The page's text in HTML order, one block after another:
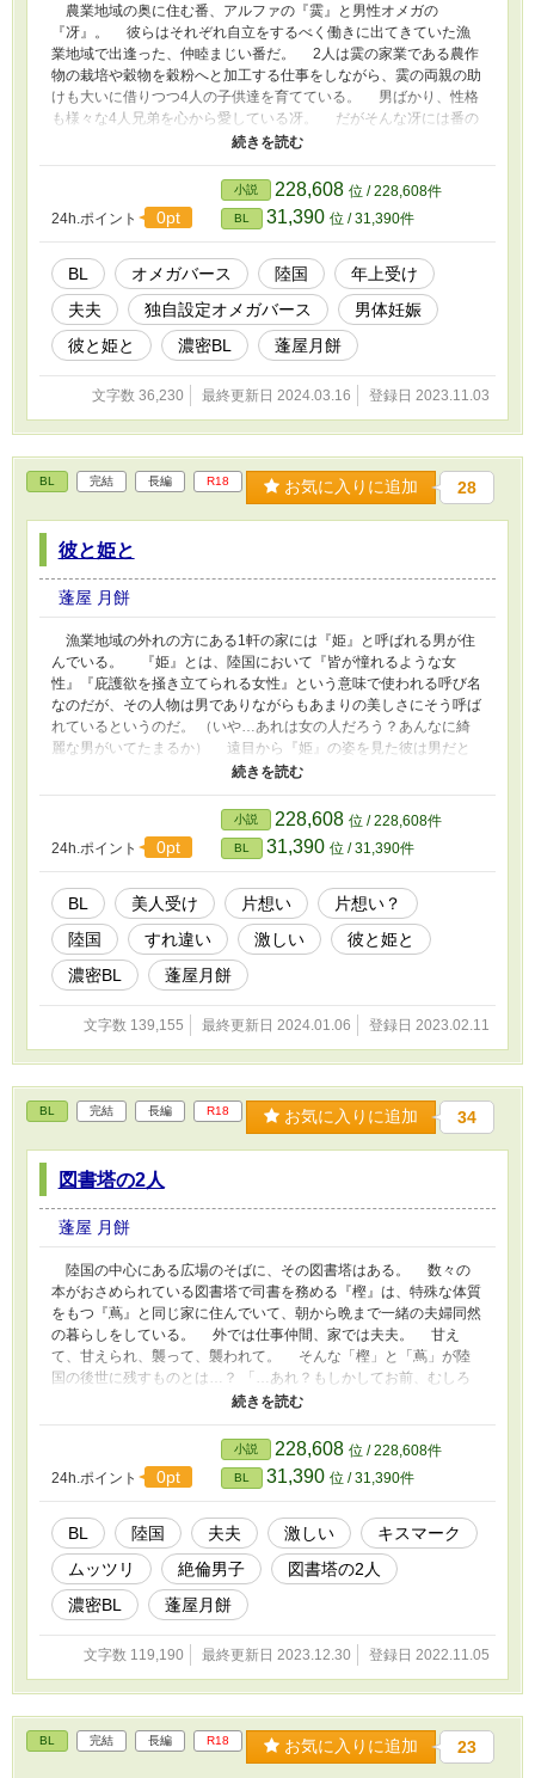
農業地域の奥に住む番、アルファの『霙』と男性オメガの
『冴』。 彼らはそれぞれ自立をするべく働きに出てきていた漁
業地域で出逢った、仲睦まじい番だ。 2人は霙の家業である農作
物の栽培や穀物を穀粉へと加工する仕事をしながら、霙の両親の助
けも大いに借りつつ4人の子供達を育てている。 男ばかり、性格
も様々な4人兄弟を心から愛している冴。 だがそんな冴には番の
霙にも言えずにいる想いがあり… これは仲睦まじい番の、ちょ
り、設定上、本編とは異なる部分（霙と冴の出逢い等）がありま
24h.ポイント
0pt
小説 228,608 位 / 228,608件
BL 31,390 位 / 31,390件
BL オメガバース 陸国
年上受け
夫夫
独自設定オメガバース
男体妊娠
彼と姫と
濃密BL 蓬屋月餅
文字数 36,230 最終更新日 2024.03.16 登録日 2023.11.03
BL 完結 長編 R18 お気に入りに追加 28
彼と姫と
蓬屋 月餅
漁業地域の外れの方にある1軒の家には『姫』と呼ばれる男が住
んでいる。 『姫』とは、陸国において『皆が憧れるような女
性』『庇護欲を掻き立てられる女性』という意味で使われる呼び名
なのだが、その人物は男でありながらもあまりの美しさにそう呼ば
れているというのだ。 （いや…あれは女の人だろう？あんなに綺
麗な男がいてたまるか） 遠目から『姫』の姿を見た彼は男だと
信じずにいたが、ある日衝撃的な出来事に見舞われる。 「なに…
も美しく、妖艶で掴みどころのない『姫』に、やがて彼は抗いよう
もなく惹き込まれていく。
24h.ポイント
0pt
小説 228,608 位 / 228,608件
BL 31,390 位 / 31,390件
BL 美人受け 片想い
片想い？
陸国
すれ違い 激しい
彼と姫と
濃密BL
蓬屋月餅
文字数 139,155 最終更新日 2024.01.06 登録日 2023.02.11
BL 完結 長編 R18 お気に入りに追加 34
図書塔の2人
蓬屋 月餅
陸国の中心にある広場のそばに、その図書塔はある。 数々の
本がおさめられている図書塔で司書を務める『樫』は、特殊な体質
をもつ『蔦』と同じ家に住んでいて、朝から晩まで一緒の夫婦同然
の暮らしをしている。 外では仕事仲間、家では夫夫。 甘え
て、甘えられ、襲って、襲われて。 そんな「樫」と「蔦」が陸
国の後世に残すものとは…？ 「…あれ？もしかしてお前、むしろ
叩かれたくてわざと理性とばしたフリをしてるわけじゃないよ
24h.ポイント 0pt
小説 228,608 位 / 228,608件
BL 31,390 位 / 31,390件
BL 陸国 夫夫 激しい
キスマーク
ムッツリ
絶倫男子
図書塔の2人
濃密BL
蓬屋月餅
文字数 119,190 最終更新日 2023.12.30 登録日 2022.11.05
BL 完結 長編 R18 お気に入りに追加 23